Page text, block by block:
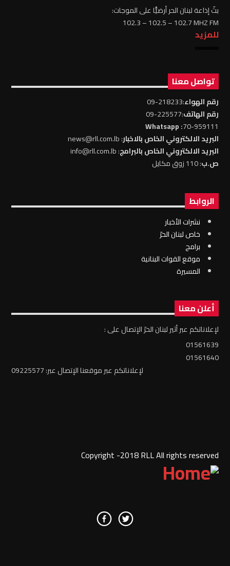
بثّ إذاعة لبنان الحر أرضيًّا على الموجات:
102.3 – 102.5 – 102.7 MHZ FM
للمزيد
تواصل معنا
رقم الهواء:218233-09
رقم الهاتف:225577-09
70-959111
: Whatsapp
البريد الالكتروني الخاص بالاخبار: news@rll.com.lb
البريد الالكتروني الخاص بالبرامج: info@rll.com.lb
ص.ب: 110 زوق مكايل
الروابط
نشرات الأخبار
خاص لبنان الحرّ
برامج
موقع القوات البنانية
المسيرة
أعلن معنا
لإعلاناتكم عبر أثير لبنان الحرّ الإتصال على :
01561639
01561640
لإعلاناتكم عبر موقعنا الإتصال عبر: 09225577
Copyright -2018 RLL All rights reserved